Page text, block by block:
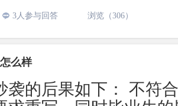
3人参与回答 浏览（306）
么样
袭的后果如下： 不符